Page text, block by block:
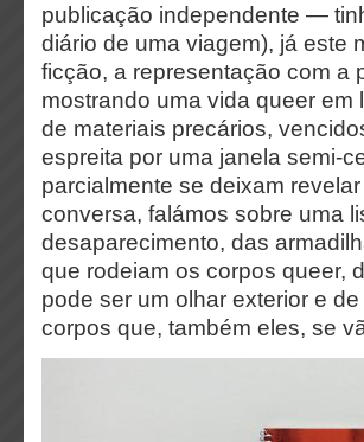
publicação independente —
diário de uma viagem), já este
ficção, a representação com a
mostrando uma vida queer
de materiais precários,
espreita por uma janela semi-
parcialmente se deixam
conversa, falámos sobre uma
desaparecimento, das
que rodeiam os corpos queer,
pode ser um olhar exterior e
corpos que, também eles, se